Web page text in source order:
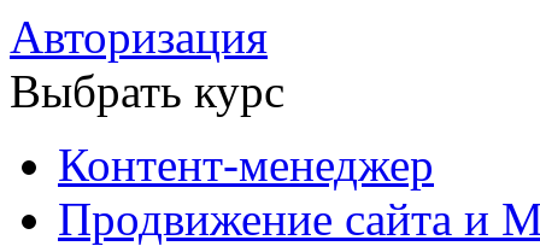
Авторизация
Выбрать курс
Контент-менеджер
Продвижение сайта и